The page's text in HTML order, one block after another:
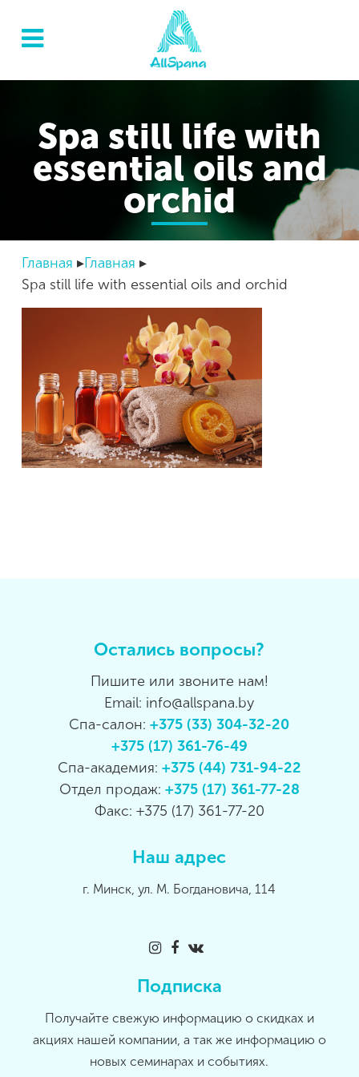
Spa still life with
essential oils and
orchid
Главная
Главная
Spa still life with essential oils and orchid
Остались вопросы?
Пишите или звоните нам!
Email: info@allspana.by
Спа-салон:+375 (33) 304-32-20
+375 (17) 361-76-49
Спа-академия: +375 (44) 731-94-22
Отдел продаж: +375 (17) 361-77-28
Факс: +375 (17) 361-77-20
Наш адрес
г. Минск, ул. М. Богдановича, 114
Подписка
Получайте свежую информацию о скидках и
акциях нашей компании, а так же информацию о
новых семинарах и событиях.